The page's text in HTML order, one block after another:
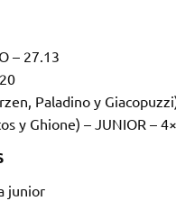
– 27.13
Paladino y
y Ghione) – JUNIOR –
junior